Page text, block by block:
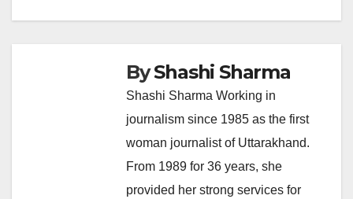
ByShashi Sharma
Shashi Sharma Working in
journalism since 1985 as the first
woman journalist of Uttarakhand.
From 1989 for 36 years, she
provided her strong services for